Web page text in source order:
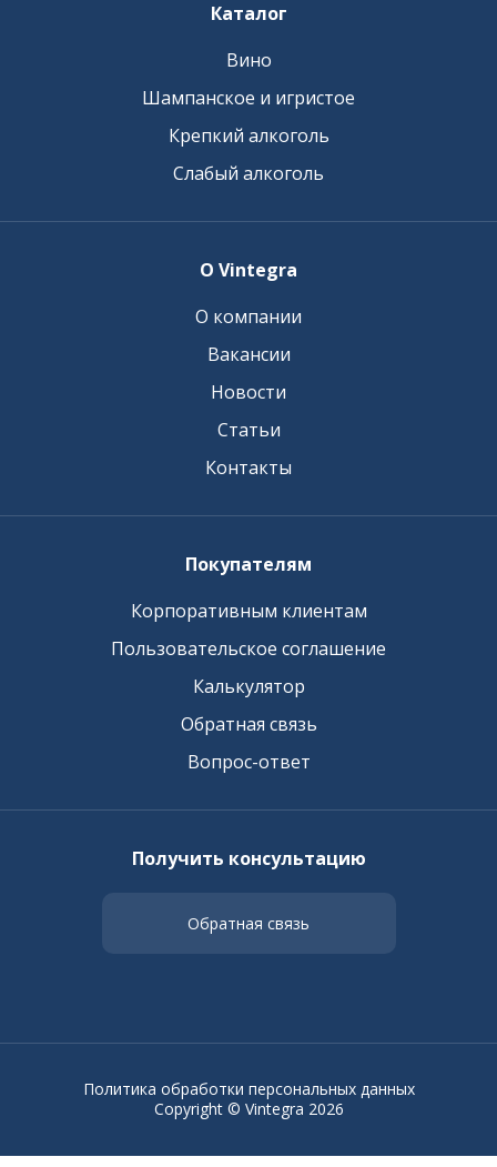
Каталог
Вино
Шампанское и игристое
Крепкий алкоголь
Слабый алкоголь
О Vintegra
О компании
Вакансии
Новости
Статьи
Контакты
Покупателям
Корпоративным клиентам
Пользовательское соглашение
Калькулятор
Обратная связь
Вопрос-ответ
Получить консультацию
Обратная связь
Copyright © Vintegra 2026
Политика обработки персональных данных